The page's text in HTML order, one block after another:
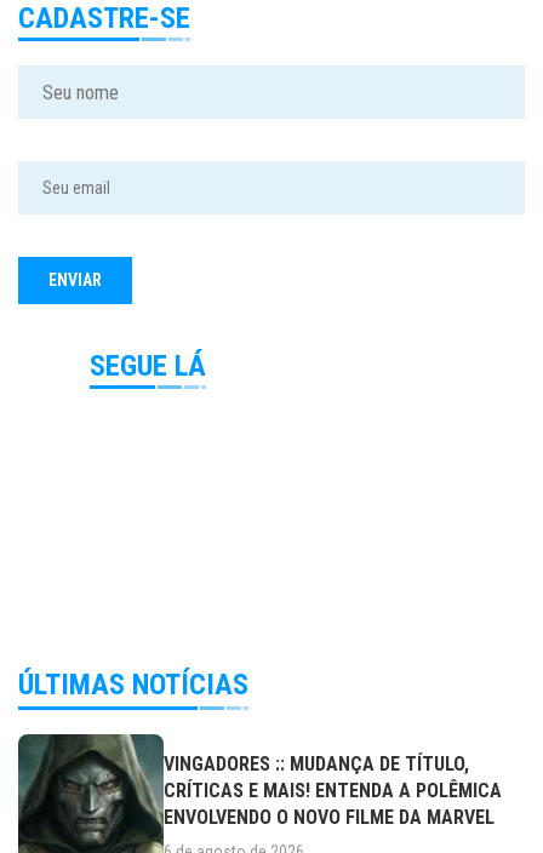
CADASTRE-SE
SEGUE LÁ
ÚLTIMAS NOTÍCIAS
VINGADORES :: MUDANÇA DE TÍTULO,
CRÍTICAS E MAIS! ENTENDA A POLÊMICA
ENVOLVENDO O NOVO FILME DA MARVEL